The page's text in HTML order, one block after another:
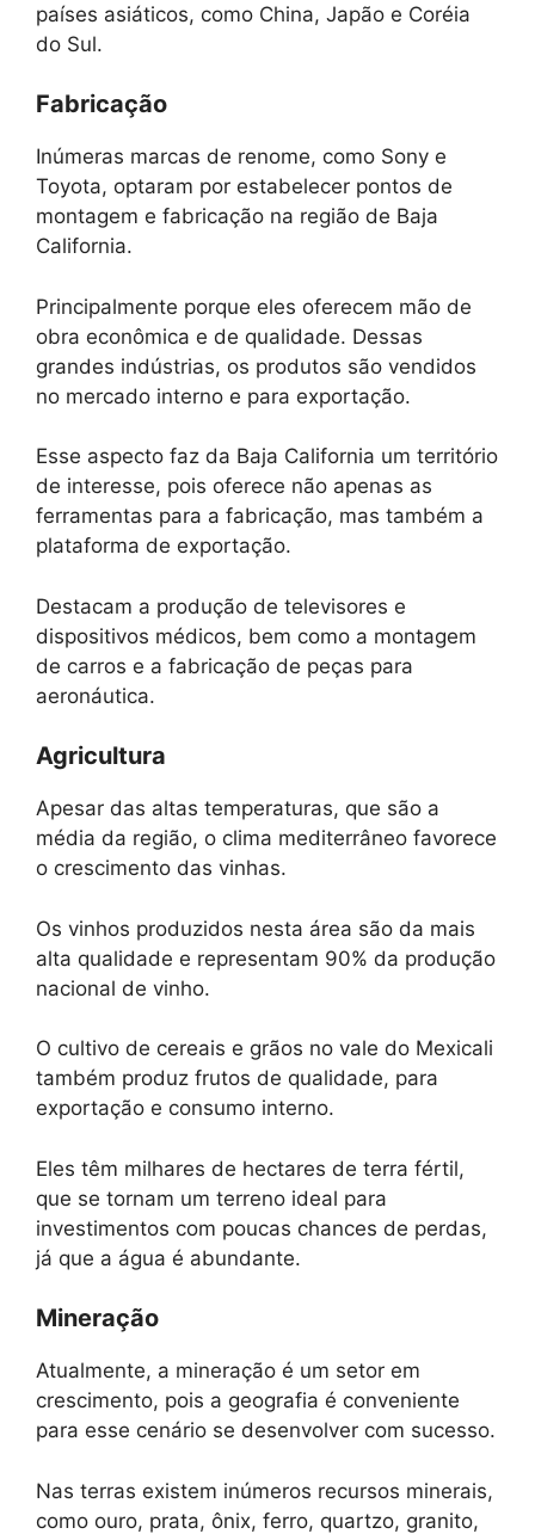
países asiáticos, como China, Japão e Coréia
do Sul.
Fabricação
Inúmeras marcas de renome, como Sony e
Toyota, optaram por estabelecer pontos de
montagem e fabricação na região de Baja
California.
Principalmente porque eles oferecem mão de
obra econômica e de qualidade. Dessas
grandes indústrias, os produtos são vendidos
no mercado interno e para exportação.
Esse aspecto faz da Baja California um território
de interesse, pois oferece não apenas as
ferramentas para a fabricação, mas também a
plataforma de exportação.
Destacam a produção de televisores e
dispositivos médicos, bem como a montagem
de carros e a fabricação de peças para
aeronáutica.
Agricultura
Apesar das altas temperaturas, que são a
média da região, o clima mediterrâneo favorece
o crescimento das vinhas.
Os vinhos produzidos nesta área são da mais
alta qualidade e representam 90% da produção
nacional de vinho.
O cultivo de cereais e grãos no vale do Mexicali
também produz frutos de qualidade, para
exportação e consumo interno.
Eles têm milhares de hectares de terra fértil,
que se tornam um terreno ideal para
investimentos com poucas chances de perdas,
já que a água é abundante.
Mineração
Atualmente, a mineração é um setor em
crescimento, pois a geografia é conveniente
para esse cenário se desenvolver com sucesso.
Nas terras existem inúmeros recursos minerais,
como ouro, prata, ônix, ferro, quartzo, granito,